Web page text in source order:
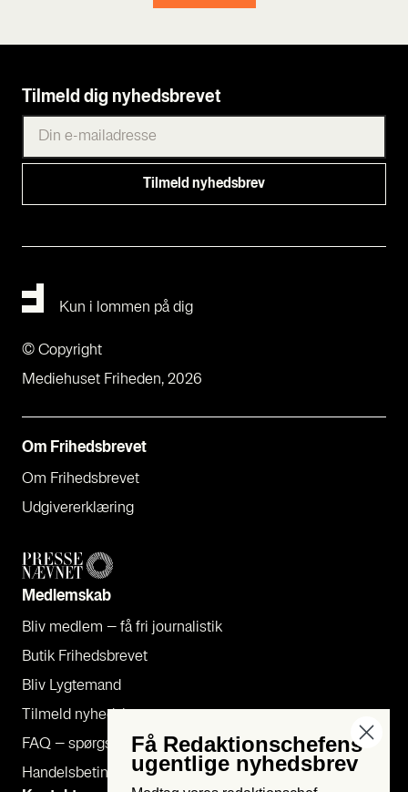
Tilmeld dig nyhedsbrevet
Om Fri­heds­bre­vet
Om Fri­heds­bre­vet
Udgi­ve­rer­klæ­ring
Med­lem­skab
Bliv med­lem – få fri jour­na­li­stik
Butik Fri­heds­bre­vet
Bliv Lyg­te­mand
Til­meld nyheds­bre­ve
FAQ – spørgs­mål og svar
Han­dels­be­tin­gel­ser og per­son­da­ta­po­li­tik
Kun i lommen på dig
Mediehuset Friheden, 2026
© Copyright
Få Redaktionschefens
ugentlige nyhedsbrev